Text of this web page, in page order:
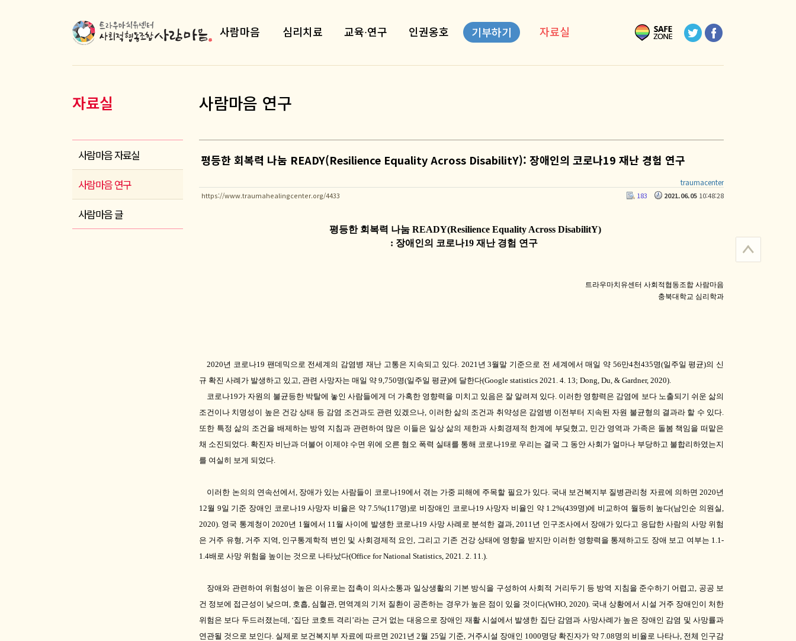
사람마음 심리치료 교육∙연구 인권옹호 기부하기 자료실
자료실
사람마음 자료실
사람마음 연구
사람마음 글
사람마음 연구
평등한 회복력 나눔 READY(Resilience Equality Across DisabilitY): 장애인의 코로나19 재난 경험 연구
traumacenter
https://www.traumahealingcenter.org/4433 2021.06.05 10:48:28
183
평등한 회복력 나눔READY(Resilience Equality Across DisabilitY)
: 장애인의 코로나19재난 경험 연구
트라우마치유센터 사회적협동조합 사람마음
충북대학교 심리학과
2020년 코로나19 팬데믹으로 전세계의 감염병 재난 고통은 지속되고 있다. 2021년3월말 기준으로 전 세계에서 매일 약 56만4천435명(일주일 평균)의 신
규 확진 사례가 발생하고 있고, 관련 사망자는 매일 약 9,750명(일주일 평균)에 달한다(Google statistics 2021. 4. 13; Dong, Du, & Gardner, 2020).
코로나19가 자원의 불균등한 박탈에 놓인 사람들에게 더 가혹한 영향력을 미치고 있음은 잘 알려져 있다. 이러한 영향력은 감염에 보다 노출되기 쉬운 삶의
조건이나 치명성이 높은 건강 상태 등 감염 조건과도 관련 있겠으나, 이러한 삶의 조건과 취약성은 감염병 이전부터 지속된 자원 불균형의 결과라 할 수 있다.
또한 특정 삶의 조건을 배제하는 방역 지침과 관련하여 많은 이들은 일상 삶의 제한과 사회경제적 한계에 부딪혔고, 민간 영역과 가족은 돌봄 책임을 떠맡은
채 소진되었다. 확진자 비난과 더불어 이제야 수면 위에 오른 혐오 폭력 실태를 통해 코로나19로 우리는 결국 그 동안 사회가 얼마나 부당하고 불합리하였는지
를 여실히 보게 되었다.
이러한 논의의 연속선에서, 장애가 있는 사람들이 코로나19에서 겪는 가중 피해에 주목할 필요가 있다. 국내 보건복지부 질병관리청 자료에 의하면2020년
12월 9일 기준 장애인 코로나19사망자 비율은 약7.5%(117명)로 비장애인 코로나19사망자 비율인 약 1.2%(439명)에 비교하여 월등히 높다(남인순 의원실,
2020). 영국 통계청이2020년 1월에서 11월 사이에 발생한 코로나19 사망 사례로 분석한 결과, 2011년 인구조사에서 장애가 있다고 응답한 사람의 사망 위험
은 거주 유형, 거주 지역, 인구통계학적 변인 및 사회경제적 요인, 그리고 기존 건강 상태에 영향을 받지만 이러한 영향력을 통제하고도 장애 보고 여부는 1.1-
1.4배로 사망 위험을 높이는 것으로 나타났다(Office for National Statistics, 2021. 2. 11.).
장애와 관련하여 위험성이 높은 이유로는 접촉이 의사소통과 일상생활의 기본 방식을 구성하여 사회적 거리두기 등 방역 지침을 준수하기 어렵고, 공공 보
건 정보에 접근성이 낮으며, 호흡, 심혈관, 면역계의 기저 질환이 공존하는 경우가 높은 점이 있을 것이다(WHO, 2020). 국내 상황에서 시설 거주 장애인이 처한
위험은 보다 두드러졌는데, ‘집단 코호트 격리 ’라는 근거 없는 대응으로 장애인 재활 시설에서 발생한 집단 감염과 사망사례가 높은 장애인 감염 및 사망률과
연관될 것으로 보인다. 실제로 보건복지부 자료에 따르면2021년2월 25일 기준, 거주시설 장애인 1000명당 확진자가 약 7.08명의 비율로 나타나, 전체 인구감